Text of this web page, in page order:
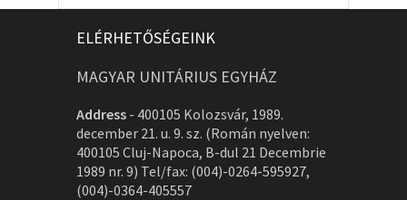
ELÉRHETŐSÉGEINK
MAGYAR UNITÁRIUS EGYHÁZ
Address - 400105 Kolozsvár, 1989.
december 21. u. 9. sz. (Román nyelven:
400105 Cluj-Napoca, B-dul 21 Decembrie
1989 nr. 9) Tel/fax: (004)-0264-595927,
(004)-0364-405557